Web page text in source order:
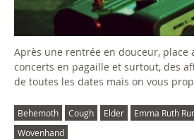
Après une rentrée en douceur, place
concerts en pagaille et surtout, des
de toutes les dates mais on vous
Behemoth Cough Elder Emma Ruth
Wovenhand